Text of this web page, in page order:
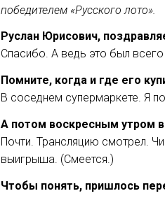
победителем «Русского лото».
Руслан Юрисович,
Спасибо. А ведь это был
Помните, когда и где его
В соседнем супермаркете. Я
А потом воскресным утром
Почти. Трансляцию смотрел.
выигрыша. (Смеется.)
Чтобы понять, пришлось